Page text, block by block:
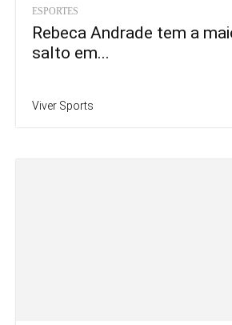
ESPORTES
Rebeca Andrade tem a
salto em...
Viver Sports